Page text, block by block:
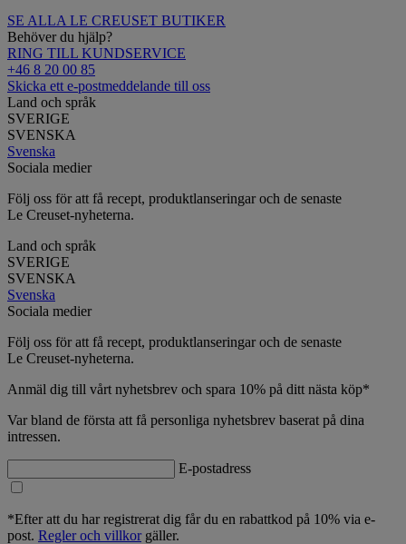
SE ALLA LE CREUSET BUTIKER
Behöver du hjälp?
RING TILL KUNDSERVICE
+46 8 20 00 85
Skicka ett e-postmeddelande till oss
Land och språk
SVERIGE
SVENSKA
Svenska
Sociala medier
Följ oss för att få recept, produktlanseringar och de senaste
Le Creuset-nyheterna.
Land och språk
SVERIGE
SVENSKA
Svenska
Sociala medier
Följ oss för att få recept, produktlanseringar och de senaste
Le Creuset-nyheterna.
Anmäl dig till vårt nyhetsbrev och spara 10% på ditt nästa köp*
Var bland de första att få personliga nyhetsbrev baserat på dina
intressen.
E-postadress
*Efter att du har registrerat dig får du en rabattkod på 10% via e-
post. Regler och villkorgäller.